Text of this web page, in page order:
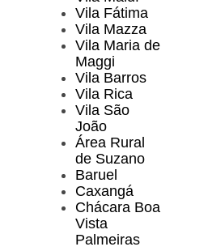
Vila Fátima
Vila Mazza
Vila Maria de
Maggi
Vila Barros
Vila Rica
Vila São
João
Área Rural
de Suzano
Baruel
Caxangá
Chácara Boa
Vista
Palmeiras